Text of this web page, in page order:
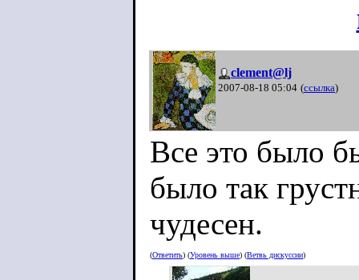
clement@lj
2007-08-18 05:04 (ссылка)
Все это было
было так
чудесен.
(Ответить) (Уровень выше) (Ветвь дискуссии)